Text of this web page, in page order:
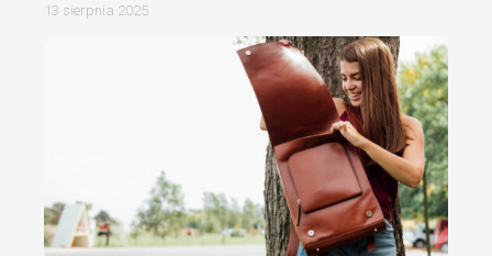
13 sierpnia 2025